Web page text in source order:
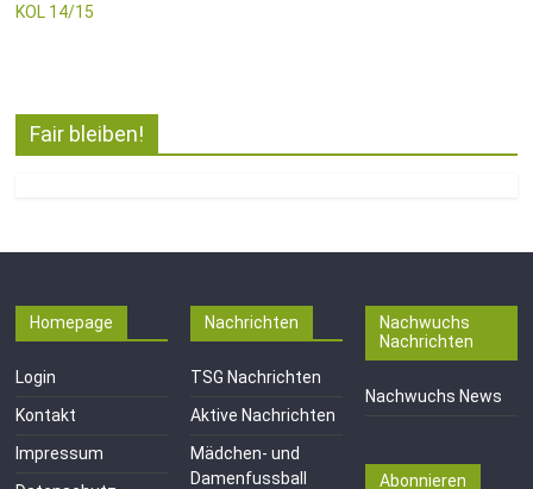
KOL 14/15
Fair bleiben!
Homepage
Login
Kontakt
Impressum
Nachrichten
TSG Nachrichten
Aktive Nachrichten
Mädchen- und
Damenfussball
Nachwuchs
Nachrichten
Nachwuchs News
Abonnieren